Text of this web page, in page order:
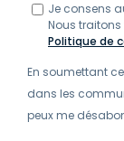
Je consens
Nous
Politique de
En soumettant
dans les
peux me